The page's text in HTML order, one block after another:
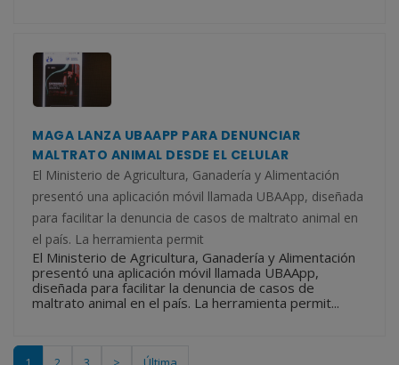
MAGA LANZA UBAAPP PARA DENUNCIAR
MALTRATO ANIMAL DESDE EL CELULAR
El Ministerio de Agricultura, Ganadería y Alimentación
presentó una aplicación móvil llamada UBAApp, diseñada
para facilitar la denuncia de casos de maltrato animal en
el país. La herramienta permit
El Ministerio de Agricultura, Ganadería y Alimentación
presentó una aplicación móvil llamada UBAApp,
diseñada para facilitar la denuncia de casos de
maltrato animal en el país. La herramienta permit...